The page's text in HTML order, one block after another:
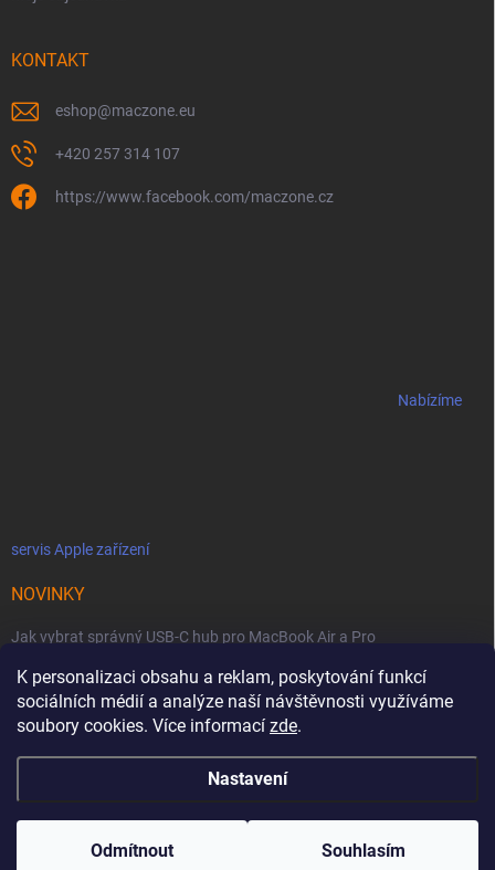
K personalizaci obsahu a reklam, poskytování funkcí
sociálních médií a analýze naší návštěvnosti využíváme
soubory cookies. Více informací zde.
Nastavení
Odmítnout Souhlasím
KONTAKT
eshop@maczone.eu
+420 257 314 107
https://www.facebook.com/maczone.cz
Nabízíme
servis Apple zařízení
NOVINKY
Jak vybrat správný USB-C hub pro MacBook Air a Pro
Jaké podmínky jsou u licencí OWC SoftRAID ?
OWC Thunderbolt 5 Dual 10GbE: Síťová bestie se dvěma 10GbE porty
Copyright 2026MacZone. Všechna práva vyhrazena.Upravit nastavení